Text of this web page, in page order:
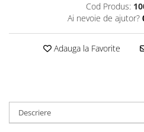
Cod Produs:
Ai nevoie de ajutor?
Adauga la Favorite
Descriere